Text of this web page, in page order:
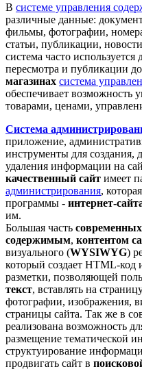
В системе управления
различные данные:
фильмы, фотографии,
статьи, публикации,
система часто
пересмотра и публикации
магазинах система
обеспечивает возможность
товарами, ценами,
Система
приложение,
инструменты для создания,
удаления информации на
качественный сайт имеет
администрирования,
программы - интернет-
им.
Большая часть современных
содержимым, контентом
визуального (WYSIWYG)
который создает HTML-
разметки, позволяющей
текст, вставлять на
фотографии, изображения,
страницы сайта. Так же в
реализована возможность
размещение тематической
структуирование
продвигать сайт в